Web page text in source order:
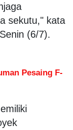
sekutu," kata
(6/7).
Pesaing F-